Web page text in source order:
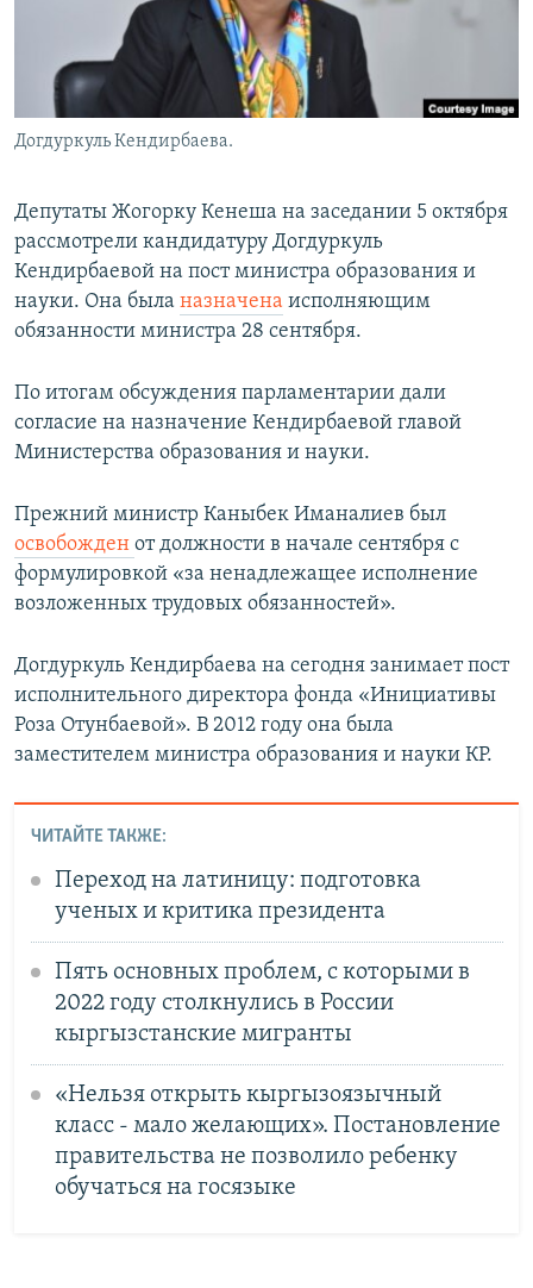
Догдуркуль Кендирбаева.
Депутаты Жогорку Кенеша на заседании 5 октября
рассмотрели кандидатуру Догдуркуль
Кендирбаевой на пост министра образования и
науки. Она была назначена исполняющим
обязанности министра 28 сентября.
По итогам обсуждения парламентарии дали
согласие на назначение Кендирбаевой главой
Министерства образования и науки.
Прежний министр Каныбек Иманалиев был
освобожден от должности в начале сентября с
формулировкой «за ненадлежащее исполнение
возложенных трудовых обязанностей».
Догдуркуль Кендирбаева на сегодня занимает пост
исполнительного директора фонда «Инициативы
Роза Отунбаевой». В 2012 году она была
заместителем министра образования и науки КР.
ЧИТАЙТЕ ТАКЖЕ:
Переход на латиницу: подготовка
ученых и критика президента
Пять основных проблем, с которыми в
2022 году столкнулись в России
кыргызстанские мигранты
«Нельзя открыть кыргызоязычный
класс - мало желающих». Постановление
правительства не позволило ребенку
обучаться на госязыке